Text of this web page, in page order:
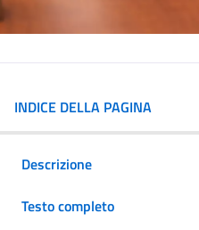
INDICE DELLA PAGINA
Descrizione
Testo completo